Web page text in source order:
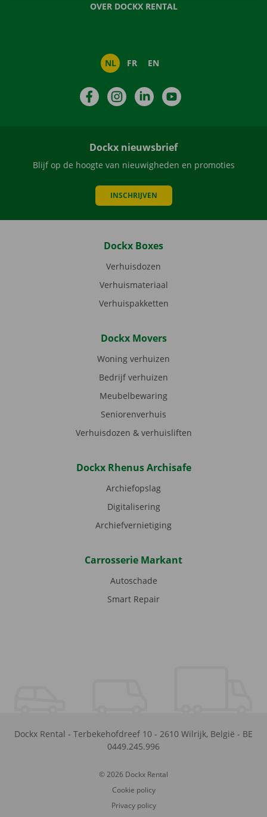
OVER DOCKX RENTAL
NL FR EN
FacebookInstagramLinkedIn
Dockx nieuwsbrief
Blijf op de hoogte van nieuwigheden en promoties
INSCHRIJVEN
Dockx Boxes
Verhuisdozen
Verhuismateriaal
Verhuispakketten
Dockx Movers
Woning verhuizen
Bedrijf verhuizen
Meubelbewaring
Seniorenverhuis
Verhuisdozen & verhuisliften
Dockx Rhenus Archisafe
Archiefopslag
Digitalisering
Archiefvernietiging
Carrosserie Markant
Autoschade
Smart Repair
Dockx Rental - Terbekehofdreef 10 - 2610 Wilrijk, België - BE
0449.245.996
© 2026 Dockx Rental
Cookie policy
Privacy policy